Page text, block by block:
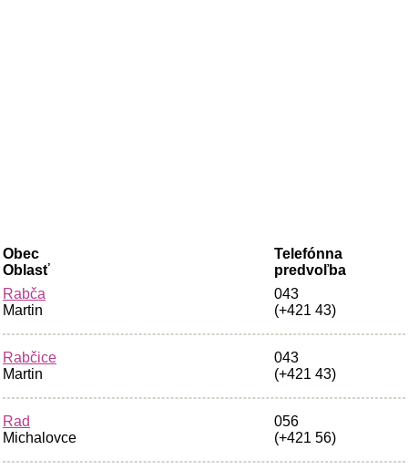
Obec
Oblasť
Telefónna
predvoľba
Rabča
Martin
043
(+421 43)
Rabčice
Martin
043
(+421 43)
Rad
Michalovce
056
(+421 56)